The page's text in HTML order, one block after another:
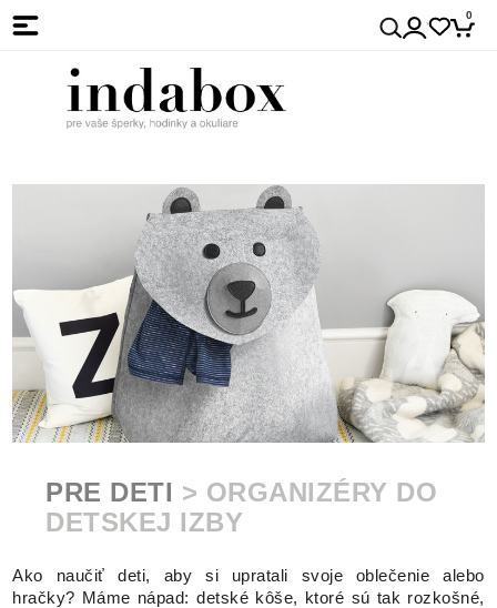
0
PRE DETI > ORGANIZÉRY DO
DETSKEJ IZBY
Ako naučiť deti, aby si upratali svoje oblečenie alebo
hračky? Máme nápad: detské kôše, ktoré sú tak rozkošné,